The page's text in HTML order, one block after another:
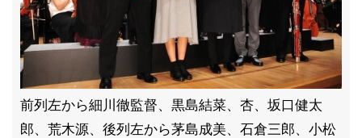
前列左から細川徹監督、黒島結菜、杏、坂口健太
郎、荒木源、後列左から茅島成美、石倉三郎、小松